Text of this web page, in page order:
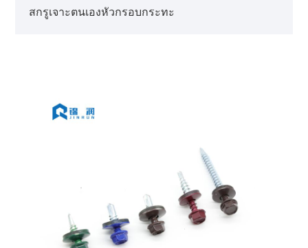
สกรูเจาะตนเองหัวกรอบกระทะ